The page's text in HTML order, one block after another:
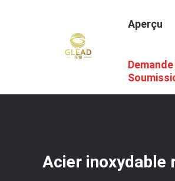
Aperçu
Demande
Matériel De
Acier inoxydable